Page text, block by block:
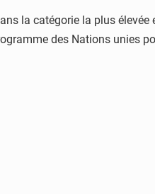
la catégorie la plus
des Nations unies